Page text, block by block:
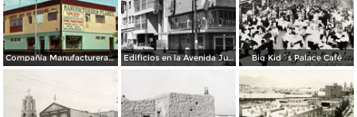
Compañía Manufacturera Plamex, en el cruce de Insurgentes y Paraguay Edificios en la Avenida Juárez Big Kid´s Palace Café